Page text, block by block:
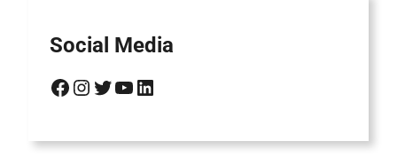
Social Media
Facebook Instagram Twitter YouTube LinkedIn